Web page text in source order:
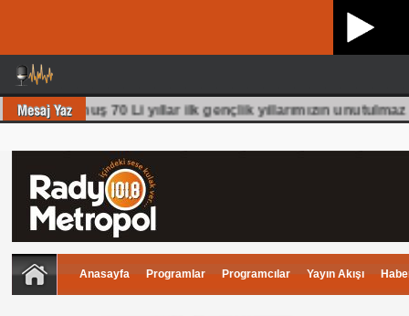
olmuş 70 Li yıllar ilk gençlik yıllarımızın
Anasayfa Programlar Programcılar Yayın Akışı